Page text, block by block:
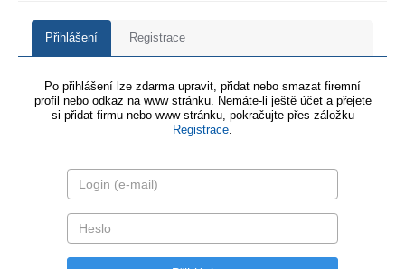
Přihlášení Registrace
Po přihlášení lze zdarma upravit, přidat nebo smazat firemní
profil nebo odkaz na www stránku. Nemáte-li ještě účet a přejete
si přidat firmu nebo www stránku, pokračujte přes záložku
Registrace.